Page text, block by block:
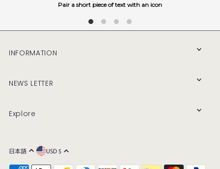
Pair a short piece of text with an icon
INFORMATION
NEWS LETTER
Explore
日本語 USD $